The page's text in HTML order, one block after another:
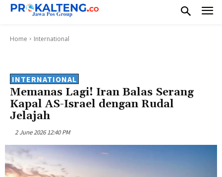
Home International
INTERNATIONAL
Memanas Lagi! Iran Balas Serang
Kapal AS-Israel dengan Rudal
Jelajah
2 June 2026 12:40 PM